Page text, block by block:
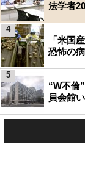
法学者
「米国
恐怖の
4
“W不倫
員会館
5